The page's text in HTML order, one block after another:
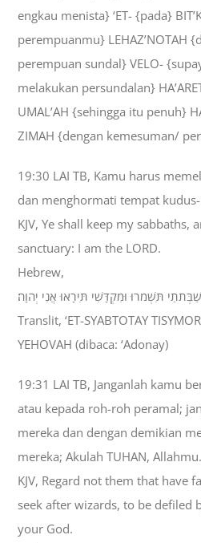
engkau menista} ‘ET- {pada}
perempuanmu} LEHAZ’NOTAH
perempuan sundal} VELO-
melakukan persundalan}
UMAL’AH {sehingga itu penuh}
ZIMAH {dengan kemesuman/
19:30 LAI TB, Kamu harus
dan menghormati tempat kudus-
KJV, Ye shall keep my sabbaths,
sanctuary: I am the LORD.
Hebrew,
תִּשְׁמֹרוּ וּמִקְדָּשִׁי תִּירָאוּ אֲנִי יְהוָה׃
Translit, ‘ET-SYABTOTAY
YEHOVAH (dibaca: ‘Adonay)
19:31 LAI TB, Janganlah kamu
atau kepada roh-roh peramal;
mereka dan dengan demikian
mereka; Akulah TUHAN, Allahmu.
KJV, Regard not them that have
seek after wizards, to be defiled
your God.